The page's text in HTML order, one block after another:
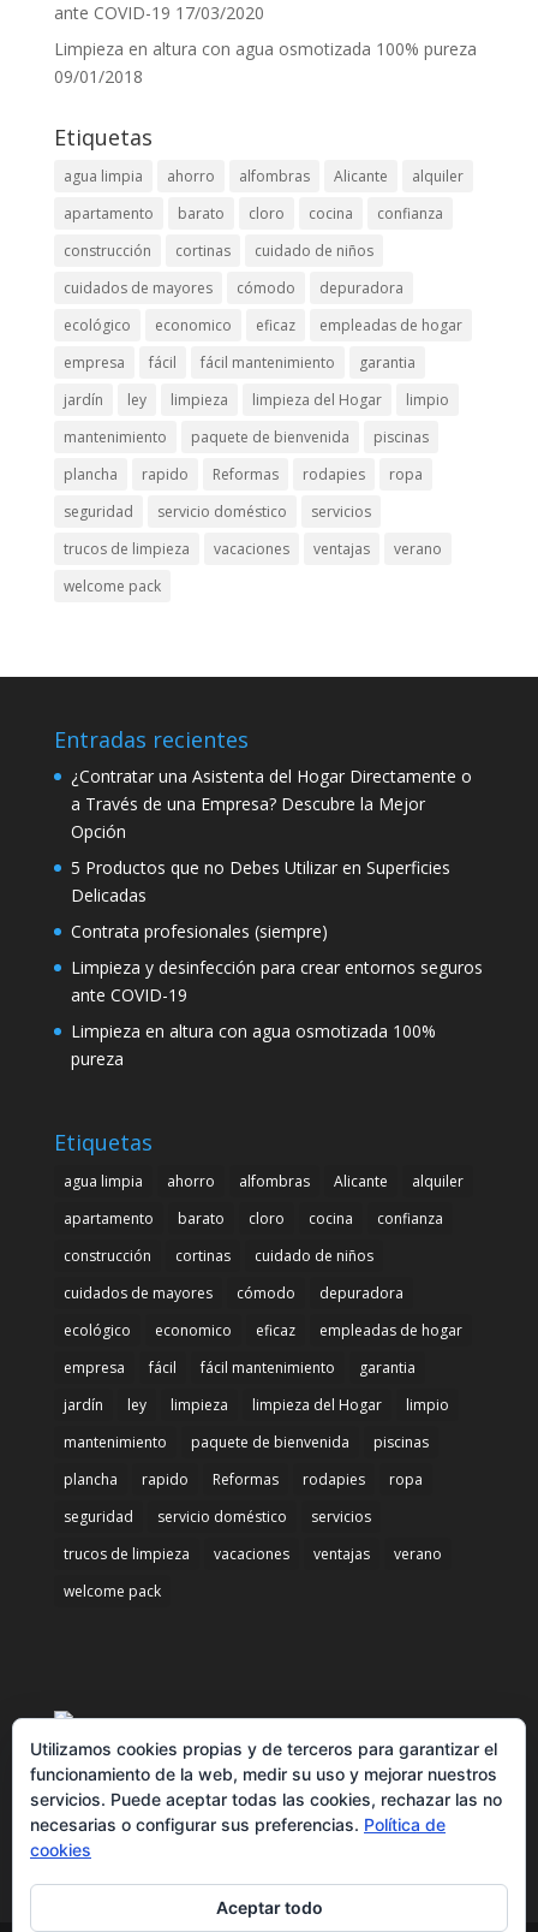
ante COVID-19 17/03/2020
Limpieza en altura con agua osmotizada 100% pureza
09/01/2018
Etiquetas
agua limpia ahorro alfombras Alicante
alquiler
apartamento
barato cloro cocina
confianza
construcción
cortinas
cuidado de niños
cuidados de mayores
cómodo
depuradora
ecológico
economico eficaz
empleadas de hogar
empresa
fácil fácil mantenimiento
garantia
jardín
ley limpieza limpieza del Hogar
limpio
mantenimiento
paquete de bienvenida
piscinas
plancha
rapido Reformas rodapies
ropa
seguridad
servicio doméstico
servicios
trucos de limpieza
vacaciones ventajas
verano
welcome pack
Entradas recientes
¿Contratar una Asistenta del Hogar Directamente o
a Través de una Empresa? Descubre la Mejor
Opción
5 Productos que no Debes Utilizar en Superficies
Delicadas
Contrata profesionales (siempre)
Limpieza y desinfección para crear entornos seguros
ante COVID-19
Limpieza en altura con agua osmotizada 100%
pureza
Etiquetas
agua limpia ahorro alfombras Alicante
alquiler
apartamento
barato cloro cocina
confianza
construcción
cortinas
cuidado de niños
cuidados de mayores
cómodo
depuradora
ecológico
economico eficaz
empleadas de hogar
empresa
fácil fácil mantenimiento
garantia
jardín
ley limpieza limpieza del Hogar
limpio
mantenimiento
paquete de bienvenida
piscinas
plancha
rapido Reformas rodapies
ropa
seguridad
servicio doméstico
servicios
trucos de limpieza
vacaciones ventajas
verano
welcome pack
Utilizamos cookies propias y de terceros para garantizar el
funcionamiento de la web, medir su uso y mejorar nuestros
servicios. Puede aceptar todas las cookies, rechazar las no
necesarias o configurar sus preferencias. Política de
cookies
Aceptar todo